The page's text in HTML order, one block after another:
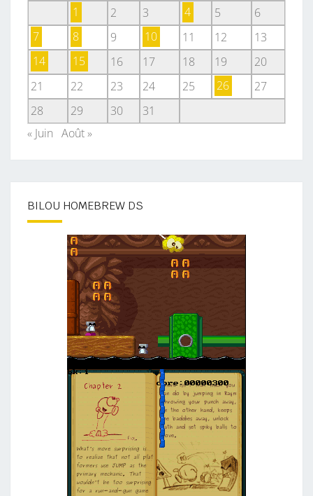
1
2 3 4 5
6
7
8 9 10 11 12
13
14
15 16 17 18 19
20
21
22 23 24 25 26
27
28
29 30
31
« Juin Août »
BILOU HOMEBREW DS